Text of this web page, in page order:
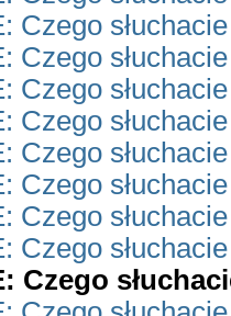
Czego
Czego
Czego
Czego
Czego
Czego
Czego
Czego
Czego